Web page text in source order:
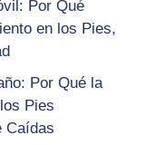
Por Qué
en los Pies,
Por Qué la
Pies
Caídas